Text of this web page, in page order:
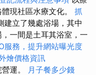
現社區水療文化。 抓
建立了幾處浴場，其中
一間是土耳其浴室，一
服務，提升網站曝光度
燴價格資訊
運。 月子餐多少錢